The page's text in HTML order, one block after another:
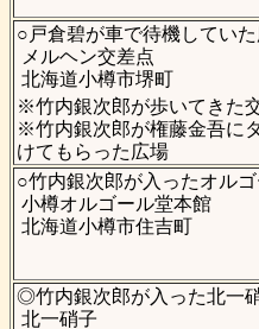
○戸倉碧が車で待機してい
メルヘン交差点
北海道小樽市堺町
※竹内銀次郎が歩いてきた
※竹内銀次郎が権藤金吾に
けてもらった広場
○竹内銀次郎が入ったオル
小樽オルゴール堂本館
北海道小樽市住吉町
◎竹内銀次郎が入った北一
北一硝子